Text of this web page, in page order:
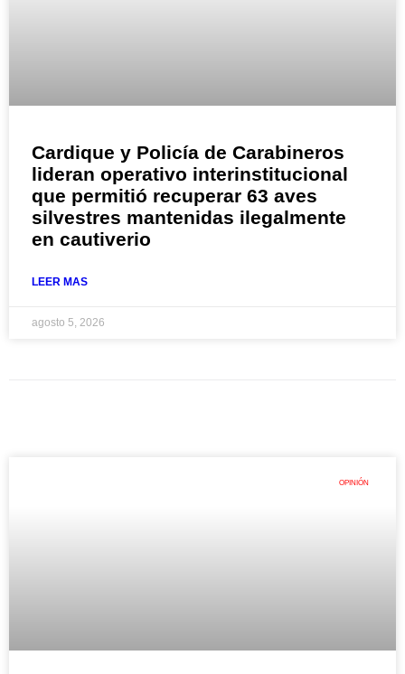
Cardique y Policía de Carabineros
lideran operativo interinstitucional
que permitió recuperar 63 aves
silvestres mantenidas ilegalmente
en cautiverio
LEER MAS
agosto 5, 2026
OPINIÓN